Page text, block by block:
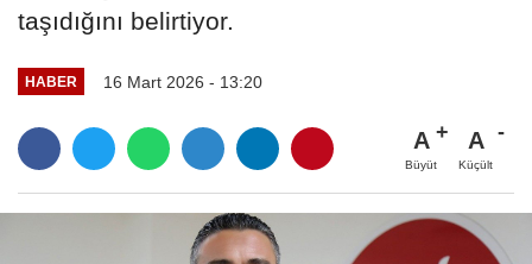
taşıdığını belirtiyor.
HABER 16 Mart 2026 - 13:20
A
Büyüt
A
Küçült